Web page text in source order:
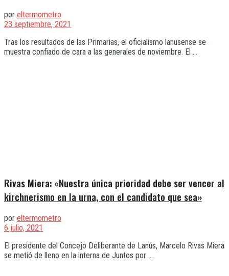
por eltermometro
23 septiembre, 2021
Tras los resultados de las Primarias, el oficialismo lanusense se
muestra confiado de cara a las generales de noviembre. El ...
Rivas Miera: «Nuestra única prioridad debe ser vencer al
kirchnerismo en la urna, con el candidato que sea»
por eltermometro
6 julio, 2021
El presidente del Concejo Deliberante de Lanús, Marcelo Rivas Miera
se metió de lleno en la interna de Juntos por ...